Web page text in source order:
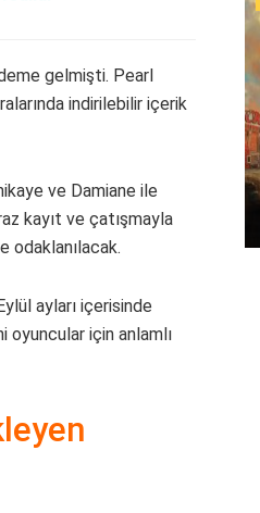
gelmişti. Pearl
indirilebilir içerik
ve Damiane ile
kayıt ve çatışmayla
odaklanılacak.
ayları içerisinde
oyuncular için anlamlı